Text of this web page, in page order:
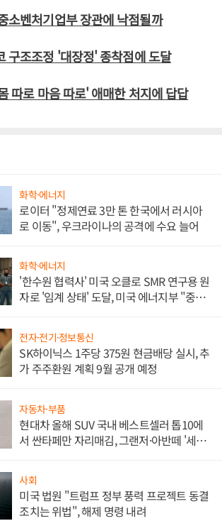
소벤처기업부 장관에 낙점될까
구조조정 '대장정' 종착점에 도달
따로 마음 따로' 애매한 처지에 답답
화학·에너지
로이터 "정제연료 3만 톤 한국에서 러시아
로 이동", 우크라이나의 공격에 수요 늘어
화학·에너지
'한수원 협력사' 미국 오클로 SMR 연구용 원
자로 '임계 상태' 도달, 미국 에너지부 "중요
전자·전기·정보통신
SK하이닉스 1주당 375원 현금배당 실시, 추
가 주주환원 계획 9월 공개 예정
자동차·부품
현대차 올해 SUV 국내 베스트셀러 톱10에
서 싼타페만 자리매김, 그랜저·아반떼 '세단
사회
미국 법원 "트럼프 정부 풍력 프로젝트 동결
조치는 위법", 해제 명령 내려